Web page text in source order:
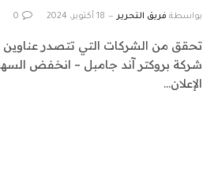
بواسطة فريق التحرير 18 أكتوبر، 2024 0
تحقق من الشركات التي تتصدر عناوين
الإعلان…